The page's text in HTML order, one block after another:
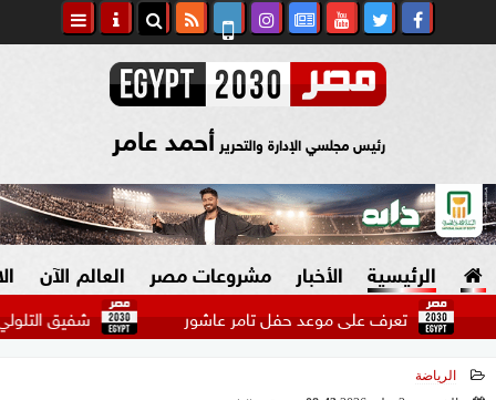
رئيس مجلسي الإدارة والتحرير أحمد عامر
الرئيسية الأخبار
السياسة
مشروعات مصر
صنع في مصر
العالم الآن
شفيق التلولي: تعرف على موعد حفل تامر عاشور
الرياضة